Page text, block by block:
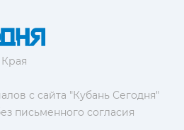
с сайта "Кубань Сегодня"
письменного согласия